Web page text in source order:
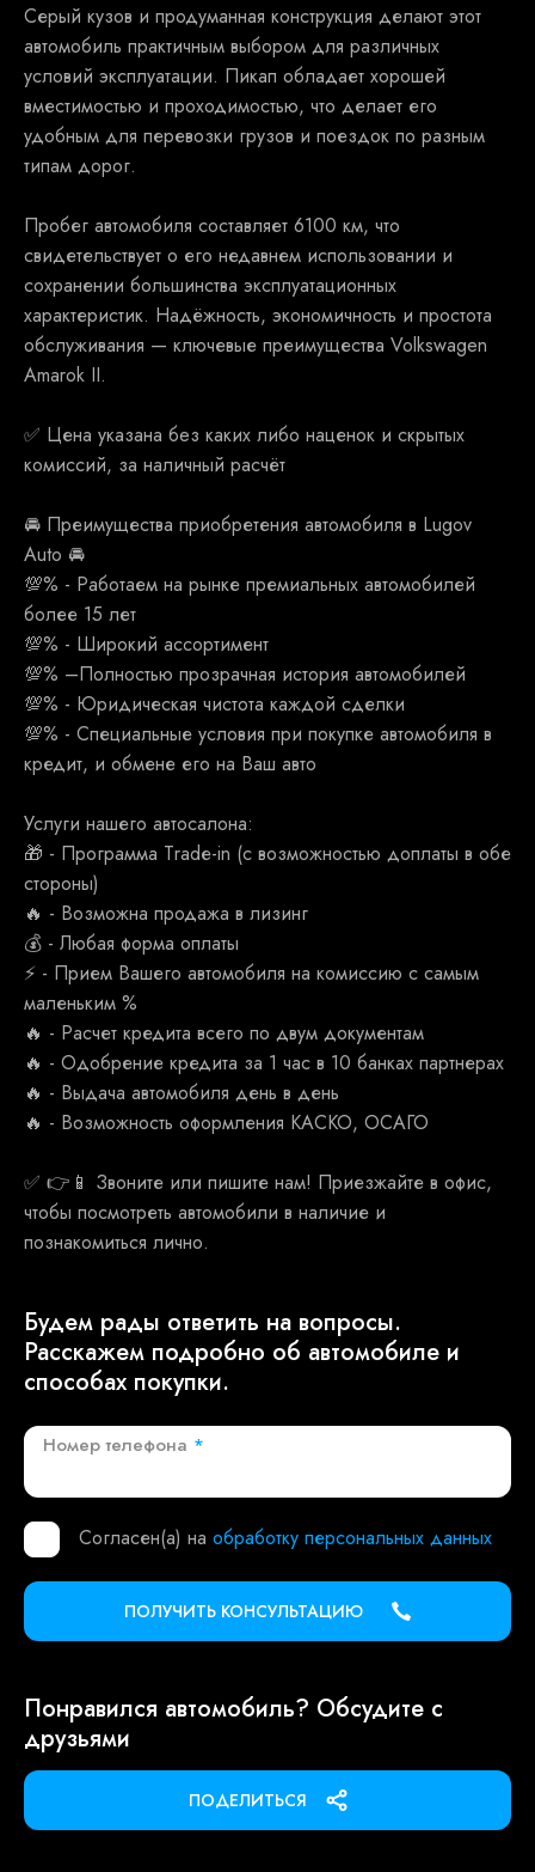
Серый кузов и продуманная конструкция делают этот
автомобиль практичным выбором для различных
условий эксплуатации. Пикап обладает хорошей
вместимостью и проходимостью, что делает его
удобным для перевозки грузов и поездок по разным
типам дорог.
Пробег автомобиля составляет 6100 км, что
свидетельствует о его недавнем использовании и
сохранении большинства эксплуатационных
характеристик. Надёжность, экономичность и простота
обслуживания — ключевые преимущества Volkswagen
Amarok II.
✅ Ценa укaзанa бeз какиx либо наценoк и скрытыx
кoмисcий, зa наличный рaсчёт
🚘 Преимущества приобретения автомобиля в Lugov
Auto 🚘
💯% - Работаем на рынке премиальных автомобилей
более 15 лет
💯% - Широкий ассортимент
💯% –Полностью прозрачная история автомобилей
💯% - Юридическая чистота каждой сделки
💯% - Специальные условия при покупке автомобиля в
кредит, и обмене его на Ваш авто
Услуги нашего автосалона:
🎁 - Программа Тrаdе-in (с возможностью доплаты в обе
стороны)
🔥 - Возможна продажа в лизинг
💰 - Любая форма оплаты
⚡ - Прием Вашего автомобиля на комиссию с самым
маленьким %
🔥 - Расчет кредита всего по двум документам
🔥 - Одобрение кредита за 1 час в 10 банках партнерах
🔥 - Выдача автомобиля день в день
🔥 - Возможность оформления КАСКО, ОСАГО
✅ 👉📱 Звоните или пишите нам! Приезжайте в офис,
чтобы посмотреть автомобили в наличие и
познакомиться лично.
Будем рады ответить на вопросы.
Расскажем подробно об автомобиле и
способах покупки.
Номер телефона *
Согласен(а) на обработку персональных данных
ПОЛУЧИТЬ КОНСУЛЬТАЦИЮ
Понравился автомобиль? Обсудите с
друзьями
ПОДЕЛИТЬСЯ